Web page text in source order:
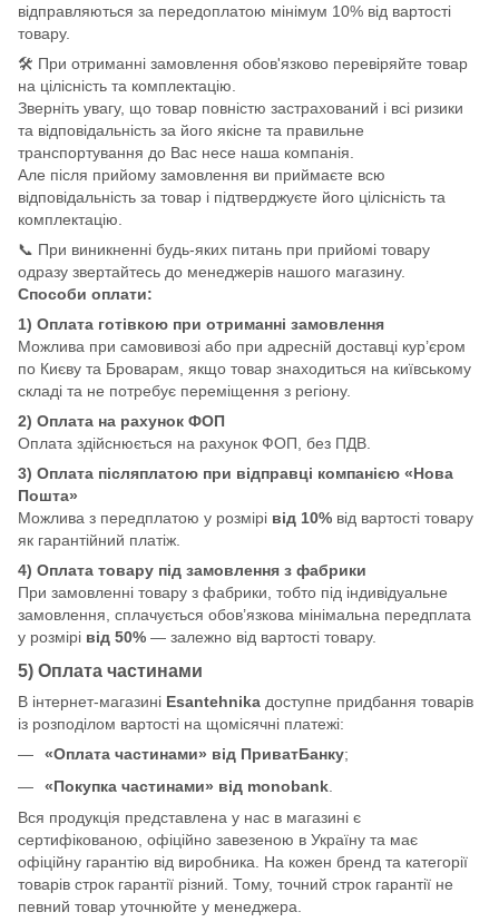
відправляються за передоплатою мінімум 10% від вартості
товару.
🛠️ При отриманні замовлення обов'язково перевіряйте товар
на цілісність та комплектацію.
Зверніть увагу, що товар повністю застрахований і всі ризики
та відповідальність за його якісне та правильне
транспортування до Вас несе наша компанія.
Але після прийому замовлення ви приймаєте всю
відповідальність за товар і підтверджуєте його цілісність та
комплектацію.
📞 При виникненні будь-яких питань при прийомі товару
одразу звертайтесь до менеджерів нашого магазину.
Способи оплати:
1) Оплата готівкою при отриманні замовлення
Можлива при самовивозі або при адресній доставці кур’єром
по Києву та Броварам, якщо товар знаходиться на київському
складі та не потребує переміщення з регіону.
2) Оплата на рахунок ФОП
Оплата здійснюється на рахунок ФОП, без ПДВ.
3) Оплата післяплатою при відправці компанією «Нова
Пошта»
Можлива з передплатою у розмірі від 10% від вартості товару
як гарантійний платіж.
4) Оплата товару під замовлення з фабрики
При замовленні товару з фабрики, тобто під індивідуальне
замовлення, сплачується обов’язкова мінімальна передплата
у розмірі від 50% — залежно від вартості товару.
5) Оплата частинами
В інтернет-магазині Esantehnika доступне придбання товарів
із розподілом вартості на щомісячні платежі:
«Оплата частинами» від ПриватБанку;
«Покупка частинами» від monobank
Вся продукція представлена у нас в магазині є
сертифікованою, офіційно завезеною в Україну та має
офіційну гарантію від виробника. На кожен бренд та категорії
товарів строк гарантії різний. Тому, точний строк гарантії не
певний товар уточнюйте у менеджера.